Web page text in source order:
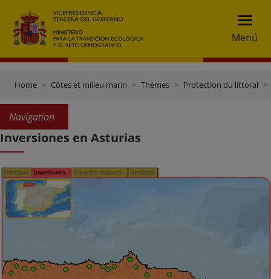
Menú
Home Côtes et milieu marin Thèmes Protection du littoral
Navigation
Inversiones en Asturias